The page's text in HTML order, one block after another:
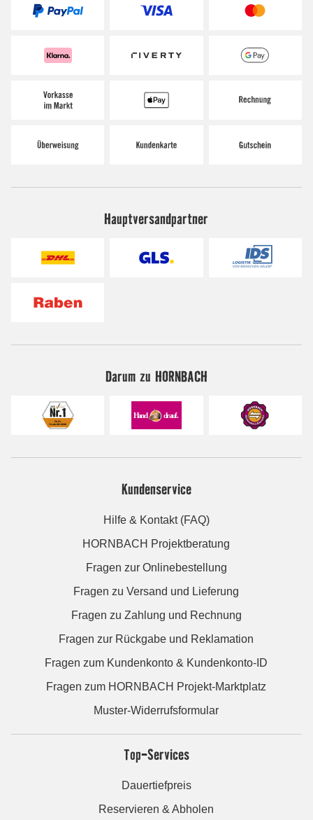
Hauptversandpartner
Darum zu HORNBACH
Kundenservice
Hilfe & Kontakt (FAQ)
HORNBACH Projektberatung
Fragen zur Onlinebestellung
Fragen zu Versand und Lieferung
Fragen zu Zahlung und Rechnung
Fragen zur Rückgabe und Reklamation
Fragen zum Kundenkonto & Kundenkonto-ID
Fragen zum HORNBACH Projekt-Marktplatz
Muster-Widerrufsformular
Top-Services
Dauertiefpreis
Reservieren & Abholen